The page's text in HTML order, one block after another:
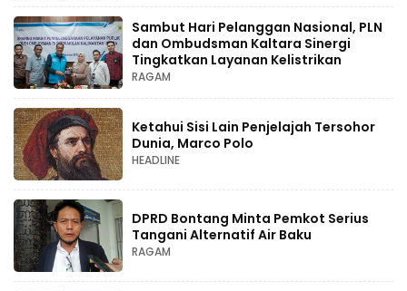
Sambut Hari Pelanggan Nasional, PLN
dan Ombudsman Kaltara Sinergi
Tingkatkan Layanan Kelistrikan
RAGAM
Ketahui Sisi Lain Penjelajah Tersohor
Dunia, Marco Polo
HEADLINE
DPRD Bontang Minta Pemkot Serius
Tangani Alternatif Air Baku
RAGAM